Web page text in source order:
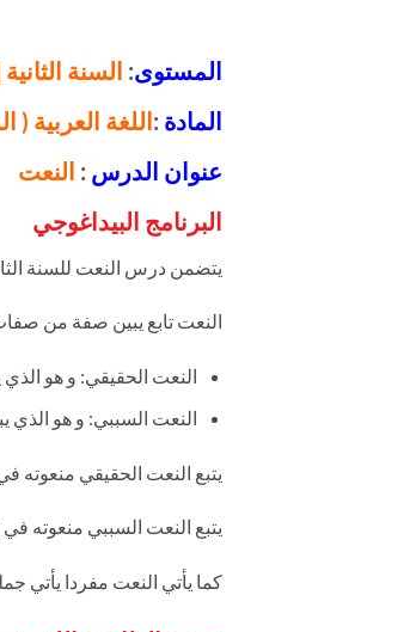
المستوى: السنة
المادة :اللغة العربية (
عنوان الدرس : النعت
البرنامج البيداغوجي
يتضمن درس النعت للسنة
النعت تابع يبين صفة من
النعت الحقيقي: و هو
النعت السببي: و هو الذي
يتبع النعت الحقيقي منعوته
يتبع النعت السببي منعوته في
كما يأتي النعت مفردا يأتي